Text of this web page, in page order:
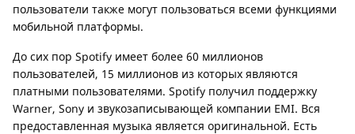
пользователи также могут пользоваться всеми функциями
мобильной платформы.
До сих пор Spotify имеет более 60 миллионов
пользователей, 15 миллионов из которых являются
платными пользователями. Spotify получил поддержку
Warner, Sony и звукозаписывающей компании EMI. Вся
предоставленная музыка является оригинальной. Есть